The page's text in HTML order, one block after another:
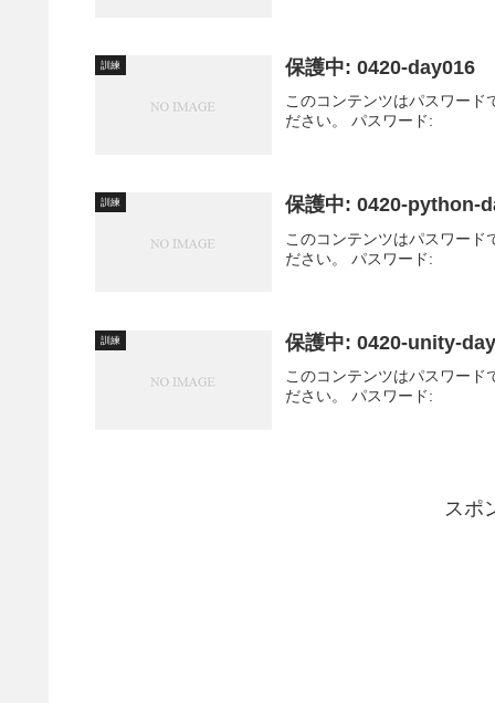
訓練 保護中: 0420-day016
このコンテンツはパスワード
ださい。 パスワード:
訓練 保護中: 0420-python-
このコンテンツはパスワード
ださい。 パスワード:
訓練 保護中: 0420-unity-
このコンテンツはパスワード
ださい。 パスワード:
スポ